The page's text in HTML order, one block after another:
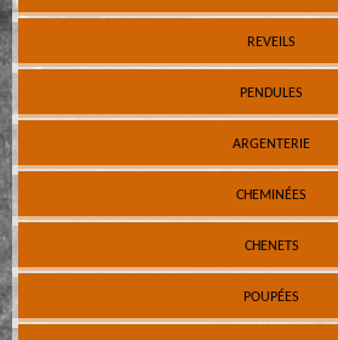
REVEILS
PENDULES
ARGENTERIE
CHEMINÉES
CHENETS
POUPÉES